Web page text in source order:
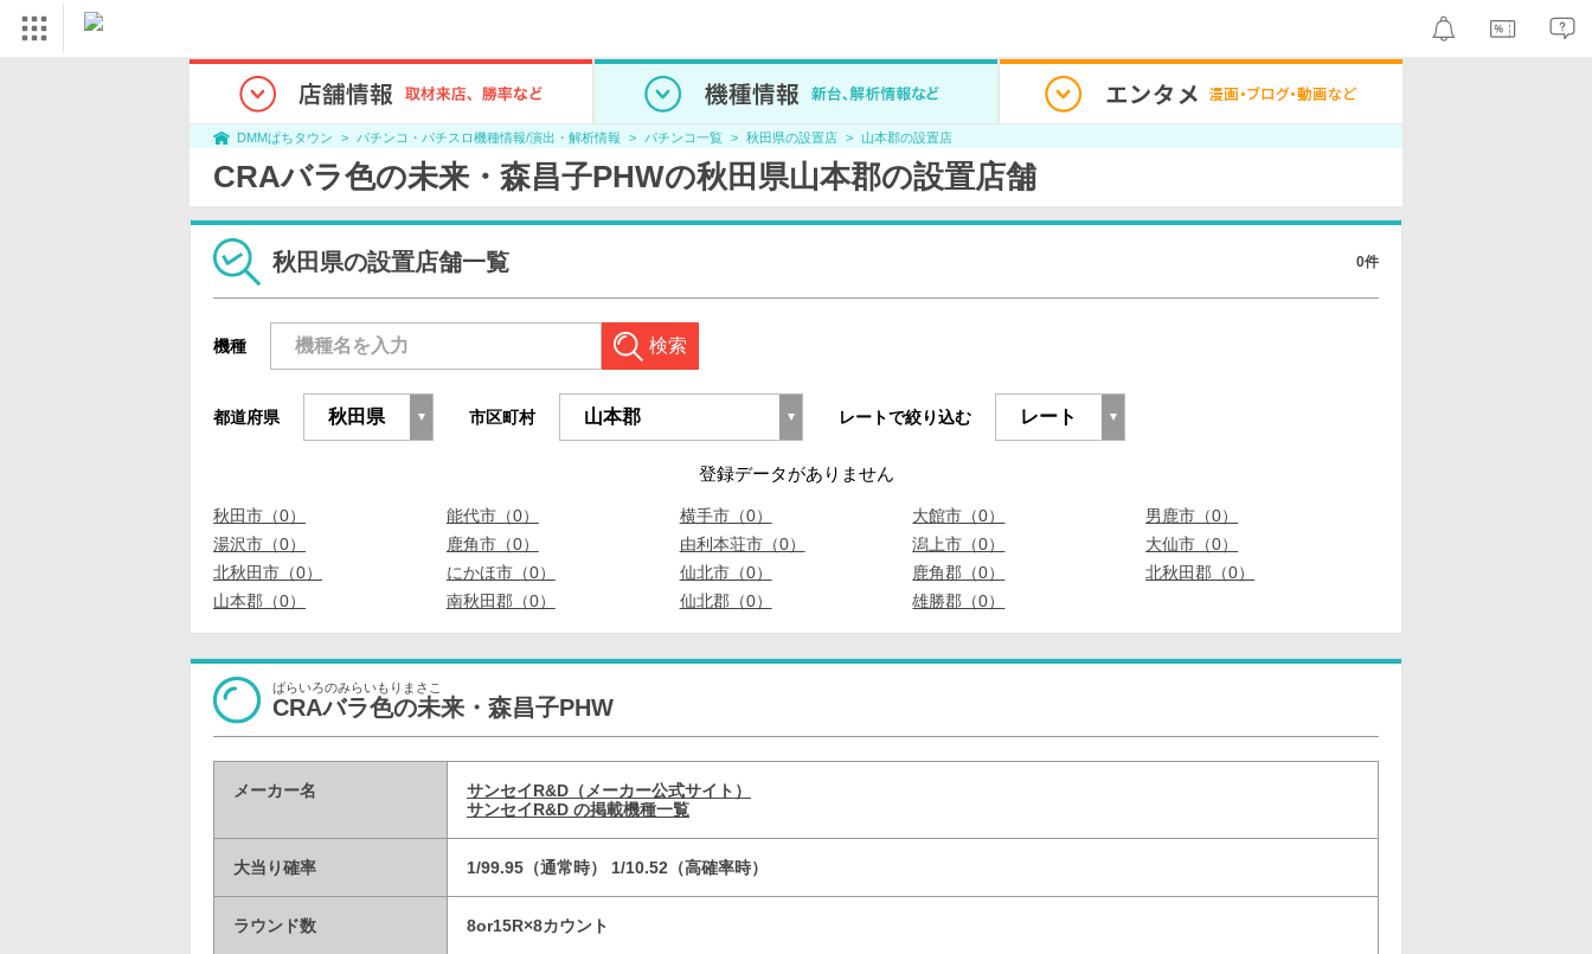
DMMぱちタウン パチンコ・パチスロ機種情報/演出・解析情報 パチンコ一覧 秋田県の設置店 山本郡の設置店
CRAバラ色の未来・森昌子PHWの秋田県山本郡の設置店舗
秋田県の設置店舗一覧 0件
機種 検索
都道府県 市区町村 レートで絞り込む
登録データがありません
秋田市（0） 能代市（0） 横手市（0） 大館市（0）
男鹿市（0）
湯沢市（0）
鹿角市（0） 由利本荘市（0） 潟上市（0）
大仙市（0）
北秋田市（0）
にかほ市（0） 仙北市（0） 鹿角郡（0）
北秋田郡（0）
山本郡（0）
南秋田郡（0） 仙北郡（0） 雄勝郡（0）
ばらいろのみらいもりまさこ
CRAバラ色の未来・森昌子PHW
メーカー名
サンセイR&D（メーカー公式サイト）
サンセイR&D の掲載機種一覧
大当り確率 1/99.95（通常時） 1/10.52（高確率時）
ラウンド数 8or15R×8カウント